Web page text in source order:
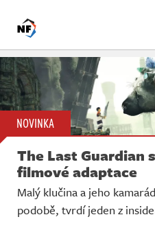
NOVINKA
The Last Guardian
filmové adaptace
Malý klučina a jeho
podobě, tvrdí jeden z